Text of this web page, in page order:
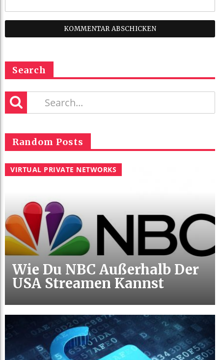
Search
Random Posts
VIRTUAL PRIVATE NETWORKS
Wie Du NBC Außerhalb Der
USA Streamen Kannst